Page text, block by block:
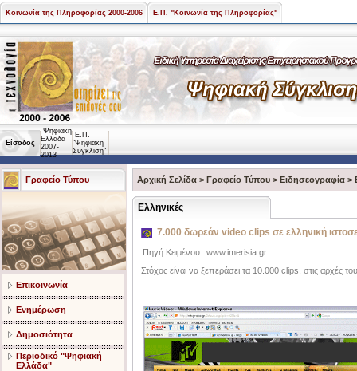
Κοινωνία της Πληροφορίας 2000-2006 Ε.Π. "Κοινωνία της Πληροφορίας"
Είσοδος
Ψηφιακή
Ελλάδα
2007-
2013
Ε.Π.
"Ψηφιακή
Σύγκλιση"
Γραφείο Τύπου
Επικοινωνία
Ενημέρωση
Δημοσιότητα
Περιοδικό "Ψηφιακή
Ελλάδα"
Αρχική Σελίδα > Γραφείο Τύπου > Ειδησεογραφία >
Ελληνικές
7.000 δωρεάν video clips σε ελληνική
Πηγή Κειμένου: www.imerisia.gr
Στόχος είναι να ξεπεράσει τα 10.000 clips, στις αρχές